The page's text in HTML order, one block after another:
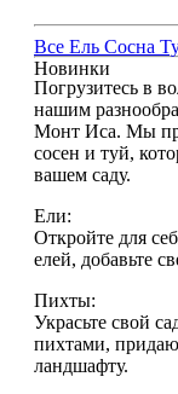
Все Ель Сосна
Новинки
Погрузитесь в
нашим
Монт Иса. Мы
сосен и туй,
вашем саду.
Ели:
Откройте для
елей, добавьте
Пихты:
Украсьте свой
пихтами,
ландшафту.